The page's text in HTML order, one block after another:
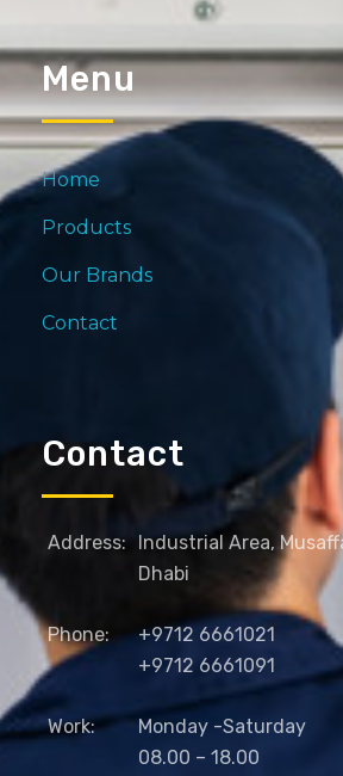
Menu
Home
Products
Our Brands
Contact
Contact
Address:
Industrial Area,
Dhabi
Phone:
+9712 6661021
+9712 6661091
Work:
Monday -Saturday
08.00 – 18.00